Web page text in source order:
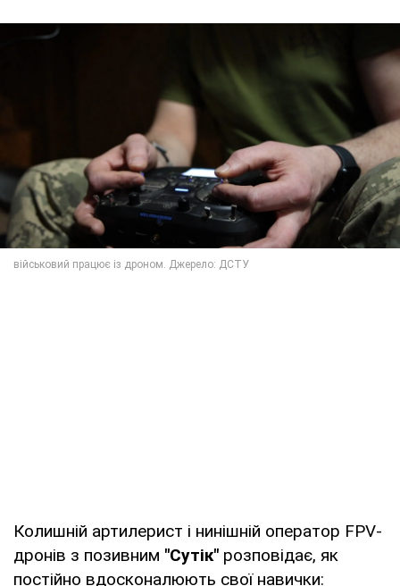
Колишній артилерист і нинішній оператор FPV-
дронів з позивним "Сутік" розповідає, як
постійно вдосконалюють свої навички: